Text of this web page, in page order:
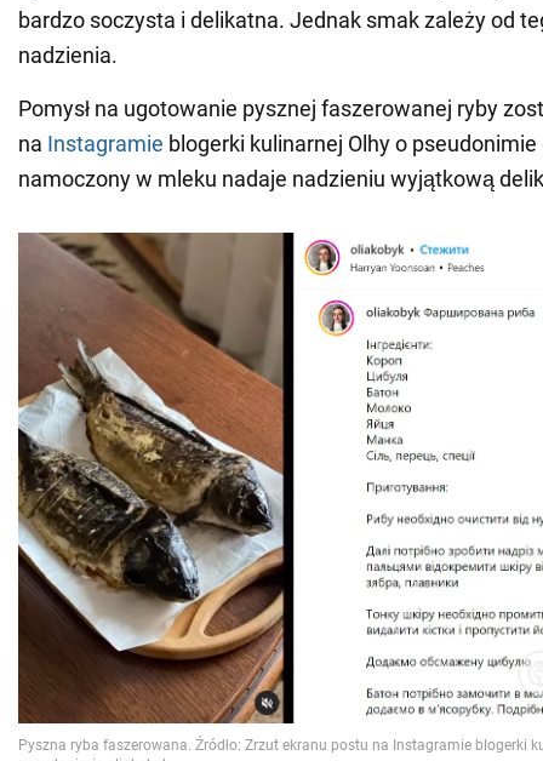
bardzo soczysta i delikatna. Jednak smak zależy od
nadzienia.
Pomysł na ugotowanie pysznej faszerowanej ryby
na Instagramie blogerki kulinarnej Olhy o pseudonimie
namoczony w mleku nadaje nadzieniu wyjątkową